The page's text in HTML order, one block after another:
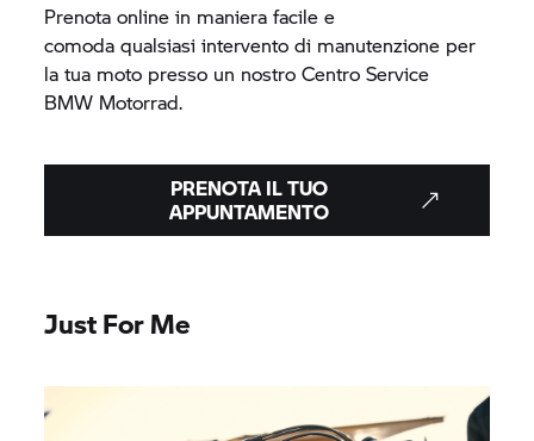
Prenota online in maniera facile e
comoda qualsiasi intervento di manutenzione per
la tua moto presso un nostro Centro Service
BMW Motorrad.
PRENOTA IL TUO
APPUNTAMENTO
Just For Me